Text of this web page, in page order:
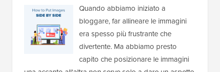
Quando abbiamo iniziato a
bloggare, far allineare le immagini
era spesso più frustrante che
divertente. Ma abbiamo presto
capito che posizionare le immagini